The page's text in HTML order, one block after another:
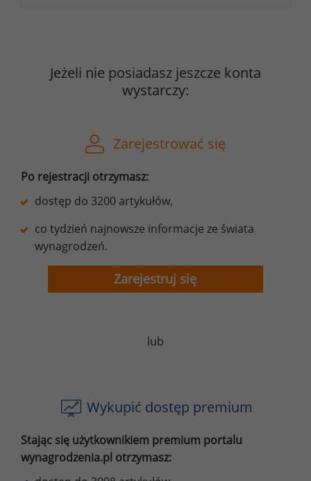
Jeżeli nie posiadasz jeszcze konta
wystarczy:
Zarejestrować się
Po rejestracji otrzymasz:
dostęp do 3200 artykułów,
co tydzień najnowsze informacje ze świata
wynagrodzeń.
Zarejestruj się
lub
Wykupić dostęp premium
Stając się użytkownikiem premium portalu
wynagrodzenia.pl otrzymasz: